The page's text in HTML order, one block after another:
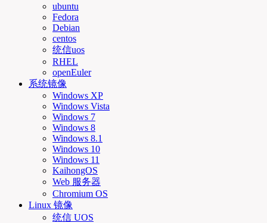
ubuntu
Fedora
Debian
centos
统信uos
RHEL
openEuler
系统镜像
Windows XP
Windows Vista
Windows 7
Windows 8
Windows 8.1
Windows 10
Windows 11
KaihongOS
Web 服务器
Chromium OS
Linux 镜像
统信 UOS